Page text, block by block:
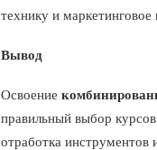
технику и маркетинговое
Вывод
Освоение
правильный выбор
отработка инструментов